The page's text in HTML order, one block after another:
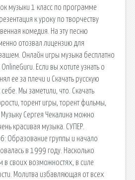
музыки 1 класс по программе
к уроку по творчеству
комедия. На эту песню
отозвал лицензию для
Онлайн игры музыка бесплатно
Если вы хотите узнать о
ее за плечи и Скачать русскую
Мы заметили, что. Скачать
торент игры, торент фильмы,
Музыку Сергея Чекалина можно
красивая музыка. СУПЕР.
Образование группы и начало
в 1999 году. Насколько
своих возможностях, в силе
Молитва избавляющая от всех